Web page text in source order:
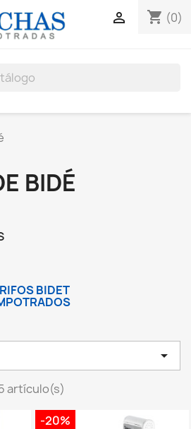
shopping_cart (0)

BIDÉ
BIDET

artículo(s)
-20%